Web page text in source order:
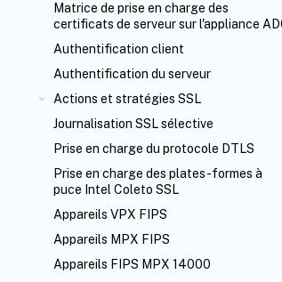
Matrice de prise en charge des
certificats de serveur sur l'appliance
Authentification client
Authentification du serveur
Actions et stratégies SSL
Journalisation SSL sélective
Prise en charge du protocole DTLS
Prise en charge des plates-formes à
puce Intel Coleto SSL
Appareils VPX FIPS
Appareils MPX FIPS
Appareils FIPS MPX 14000